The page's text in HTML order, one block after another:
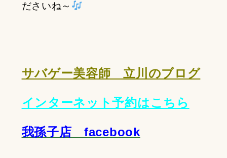
ださいね～
サバゲー美容師 立川のブログ
インターネット予約はこちら
我孫子店 facebook